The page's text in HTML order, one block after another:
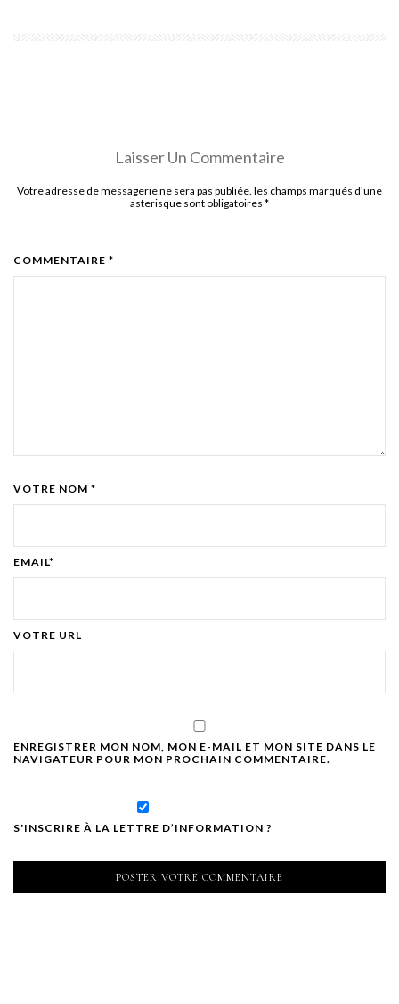
Laisser Un Commentaire
Votre adresse de messagerie ne sera pas publiée. les champs marqués d'une
asterisque sont obligatoires *
COMMENTAIRE *
VOTRE NOM *
EMAIL*
VOTRE URL
ENREGISTRER MON NOM, MON E-MAIL ET MON SITE DANS LE
NAVIGATEUR POUR MON PROCHAIN COMMENTAIRE.
S'INSCRIRE À LA LETTRE D’INFORMATION ?